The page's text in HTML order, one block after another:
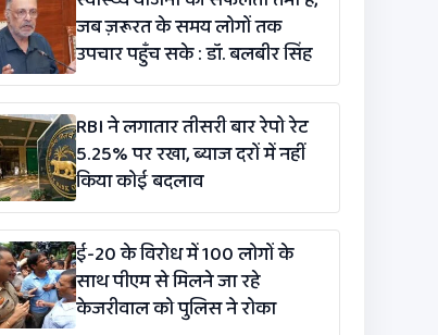
जब ज़रूरत के समय लोगों तक
उपचार पहुँच सके : डॉ. बलबीर सिंह
RBI ने लगातार तीसरी बार रेपो रेट
5.25% पर रखा, ब्याज दरों में नहीं
किया कोई बदलाव
ई-20 के विरोध में 100 लोगों के
साथ पीएम से मिलने जा रहे
केजरीवाल को पुलिस ने रोका